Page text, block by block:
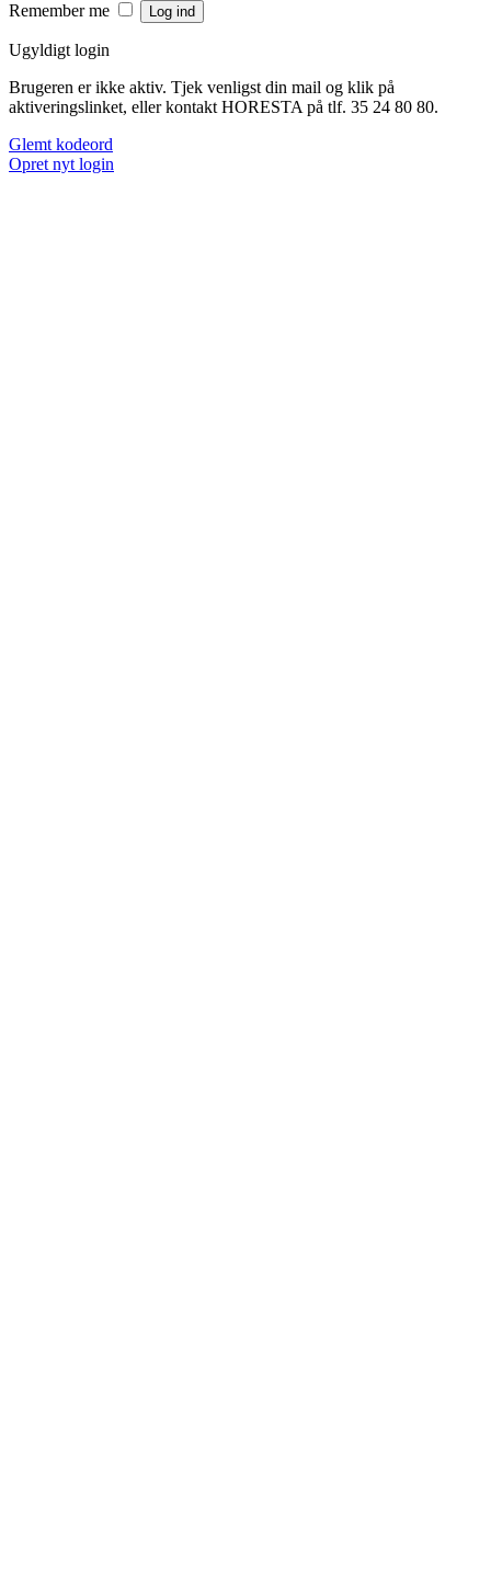
Remember me
Ugyldigt login
Brugeren er ikke aktiv. Tjek venligst din mail og klik på
aktiveringslinket, eller kontakt HORESTA på tlf. 35 24 80 80.
Glemt kodeord
Opret nyt login